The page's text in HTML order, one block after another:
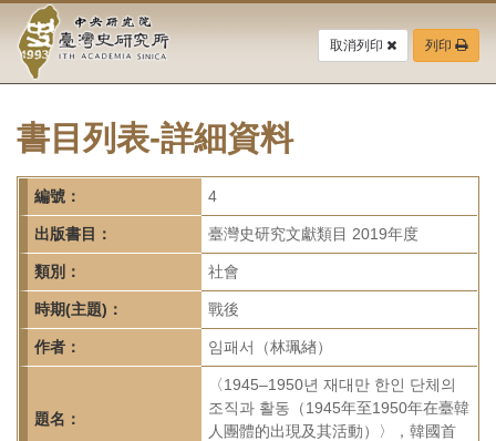
要
中
央
研
究
院-
臺
灣
史
研
究
取消列印 列印
書目列表-詳細資料
編號： 4
出版書目： 臺灣史研究文獻類目 2019年度
類別： 社會
時期(主題)： 戰後
作者： 임패서（林珮緖）
題名：
〈1945–1950년 재대만 한인 단체의
조직과 활동（1945年至1950年在臺韓
人團體的出現及其活動）〉，韓國首